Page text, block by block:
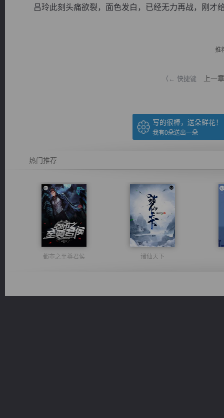
吕玲此刻头痛欲裂，面色发白，已经无力再战，刚才
推
（← 快捷键 上一章
写的很棒，送朵鲜花！
我有0朵送出一朵
热门推荐
都市之至尊君侯 诸仙天下